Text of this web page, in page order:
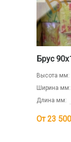
Брус
Высота мм:
Ширина мм:
Длина мм:
От 23 500